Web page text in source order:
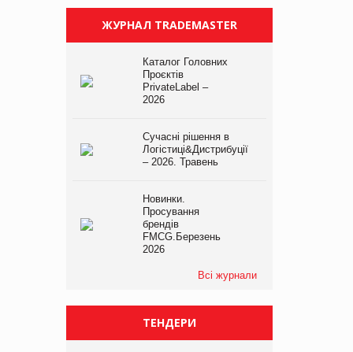
ЖУРНАЛ TRADEMASTER
Каталог Головних
Проєктів
PrivateLabel –
2026
Сучасні рішення в
Логістиці&Дистрибуції
– 2026. Травень
Новинки.
Просування
брендів
FMCG.Березень
2026
Всі журнали
ТЕНДЕРИ